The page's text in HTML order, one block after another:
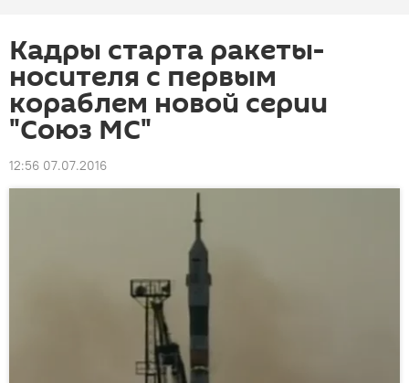
Кадры старта ракеты-
носителя с первым
кораблем новой серии
"Союз МС"
12:56 07.07.2016